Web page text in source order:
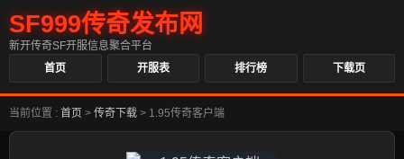
SF999传奇发布网
新开传奇SF开服信息聚合平台
首页
开服表 排行榜 下载页
当前位置 : 首页 > 传奇下载 > 1.95传奇客户端